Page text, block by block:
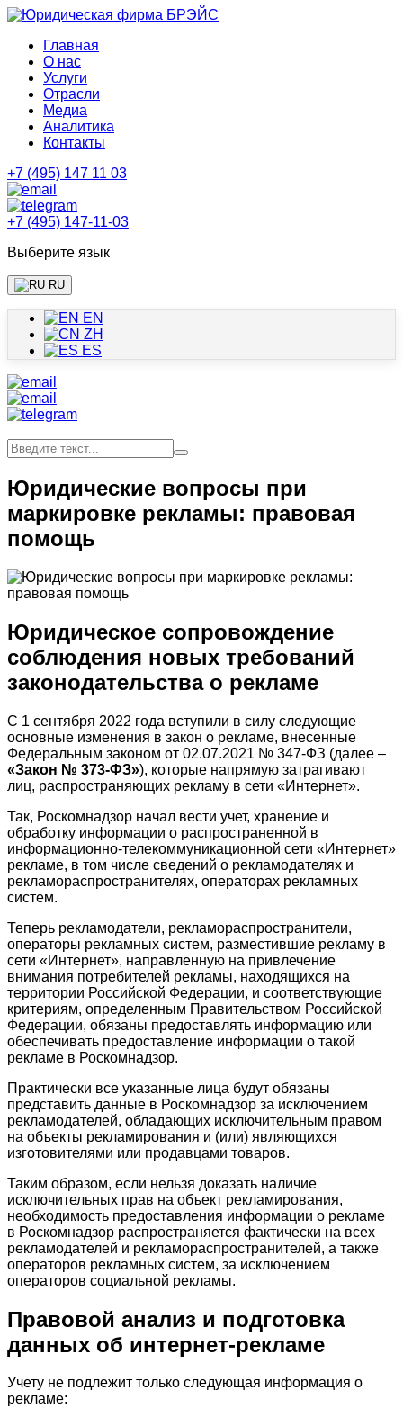
Главная
О нас
Услуги
Отрасли
Медиа
Аналитика
Контакты
+7 (495) 147 11 03
+7 (495) 147-11-03
Выберите язык
RU
EN
ZH
ES
Юридические вопросы при
маркировке рекламы: правовая
помощь
Юридическое сопровождение
соблюдения новых требований
законодательства о рекламе
С 1 сентября 2022 года вступили в силу следующие
основные изменения в закон о рекламе, внесенные
Федеральным законом от 02.07.2021 № 347-ФЗ (далее –
«Закон № 373-ФЗ»), которые напрямую затрагивают
лиц, распространяющих рекламу в сети «Интернет».
Так, Роскомнадзор начал вести учет, хранение и
обработку информации о распространенной в
информационно-телекоммуникационной сети «Интернет»
рекламе, в том числе сведений о рекламодателях и
рекламораспространителях, операторах рекламных
систем.
Теперь рекламодатели, рекламораспространители,
операторы рекламных систем, разместившие рекламу в
сети «Интернет», направленную на привлечение
внимания потребителей рекламы, находящихся на
территории Российской Федерации, и соответствующие
критериям, определенным Правительством Российской
Федерации, обязаны предоставлять информацию или
обеспечивать предоставление информации о такой
рекламе в Роскомнадзор.
Практически все указанные лица будут обязаны
представить данные в Роскомнадзор за исключением
рекламодателей, обладающих исключительным правом
на объекты рекламирования и (или) являющихся
изготовителями или продавцами товаров.
Таким образом, если нельзя доказать наличие
исключительных прав на объект рекламирования,
необходимость предоставления информации о рекламе
в Роскомнадзор распространяется фактически на всех
рекламодателей и рекламораспространителей, а также
операторов рекламных систем, за исключением
операторов социальной рекламы.
Правовой анализ и подготовка
данных об интернет-рекламе
Учету не подлежит только следующая информация о
рекламе: